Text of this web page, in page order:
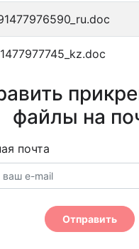
файлы на
почта
Отправить